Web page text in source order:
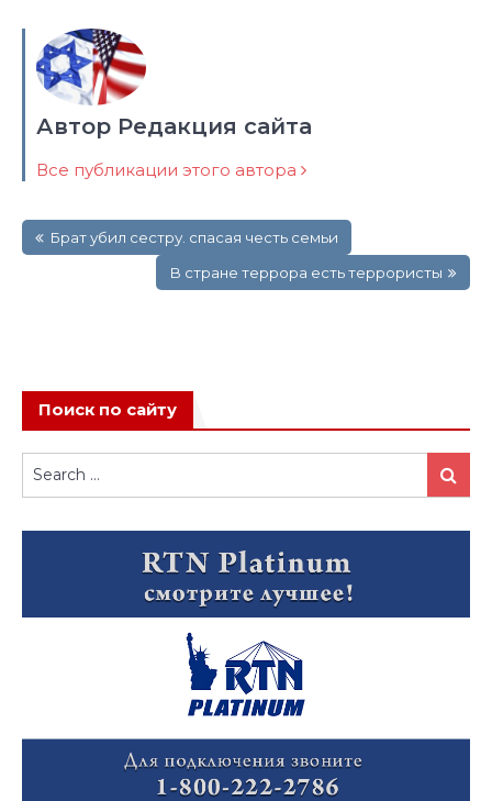
Автор Редакция сайта
Все публикации этого автора
по Брат убил сестру. спасая честь семьи
В стране террора есть террористы
Поиск по сайту
Search
for:
Search